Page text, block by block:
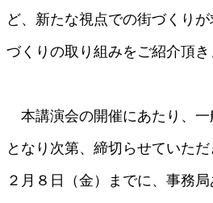
ど、新たな視点での街づくり
づくりの取り組みをご紹介頂き
本講演会の開催にあたり、一
となり次第、締切らせていた
２月８日（金）までに、事務